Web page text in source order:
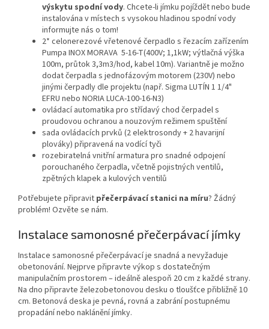
výskytu spodní vody. Chcete-li jímku pojíždět nebo bude
instalována v místech s vysokou hladinou spodní vody
informujte nás o tom!
2* celonerezové vřetenové čerpadlo s řezacím zařízením
Pumpa INOX MORAVA 5-16-T(400V; 1,1kW; výtlačná výška
100m, průtok 3,3m3/hod, kabel 10m). Variantně je možno
dodat čerpadla s jednofázovým motorem (230V) nebo
jinými čerpadly dle projektu (např. Sigma LUTÍN 1 1/4"
EFRU nebo NORIA LUCA-100-16-N3)
ovládací automatika pro střídavý chod čerpadel s
proudovou ochranou a nouzovým režimem spuštění
sada ovládacích prvků (2 elektrosondy + 2 havarijní
plováky) připravená na vodící tyči
rozebiratelná vnitřní armatura pro snadné odpojení
porouchaného čerpadla, včetně pojistných ventilů,
zpětných klapek a kulových ventilů
Potřebujete připravit přečerpávací stanici na míru? Žádný
problém! Ozvěte se nám.
Instalace samonosné přečerpávací jímky
Instalace samonosné přečerpávací je snadná a nevyžaduje
obetonování. Nejprve připravte výkop s dostatečným
manipulačním prostorem – ideálně alespoň 20 cm z každé strany.
Na dno připravte železobetonovou desku o tloušťce přibližně 10
cm. Betonová deska je pevná, rovná a zabrání postupnému
propadání nebo naklánění jímky.